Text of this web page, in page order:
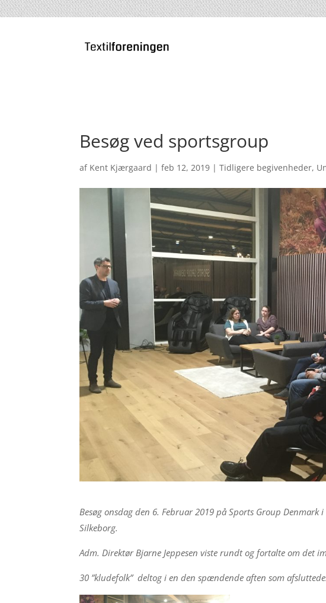
Besøg ved sportsgroup
af Kent Kjærgaard |feb 12, 2019 |Tidligere begivenheder,
Besøg onsdag den 6. Februar 2019 på Sports Group
Silkeborg.
Adm. Direktør Bjarne Jeppesen viste rundt og fortalte om det
30 ”kludefolk” deltog i en den spændende aften som